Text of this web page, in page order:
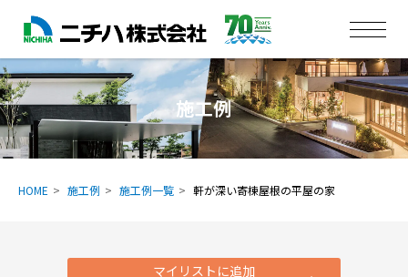
施工例
HOME 施工例 施工例一覧 軒が深い寄棟屋根の平屋の家
マイリストに追加